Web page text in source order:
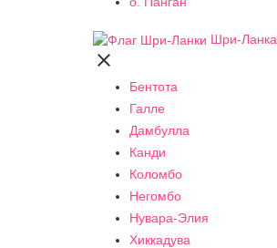
Шри-Ланка

Бентота
Галле
Дамбулла
Канди
Коломбо
Негомбо
Нувара-Элия
Хиккадува